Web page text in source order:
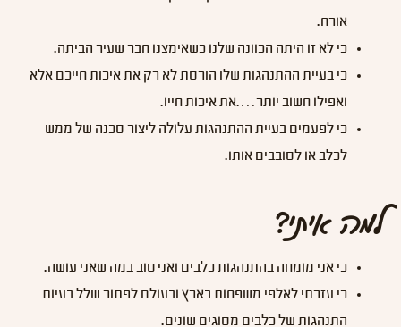
אורח.
כי לא זו היתה הכוונה שלנו כשאימצנו חבר שעיר הביתה.
כי בעיית ההתנהגות שלו הורסת לא רק את איכות חייכם אלא
ואפילו חשוב יותר….את איכות חייו.
כי לפעמים בעיית ההתנהגות עלולה ליצור סכנה של ממש
לכלב או לסובבים אותו.
למה איתי?
כי אני מומחה בהתנהגות כלבים ואני טוב במה שאני עושה.
כי עזרתי לאלפי משפחות בארץ ובעולם לפתור שלל בעיות
התנהגות של כלבים מסוגים שונים.